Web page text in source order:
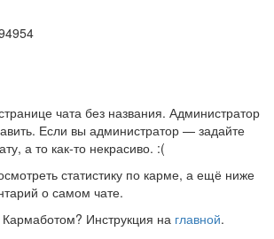
чата без названия. Администратор
Если вы администратор — задайте
а то как-то некрасиво. :(
статистику по карме, а ещё ниже
о самом чате.
Кармаботом? Инструкция на главной.